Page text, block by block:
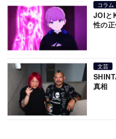
コラム
JOIと
性の
文芸
真相